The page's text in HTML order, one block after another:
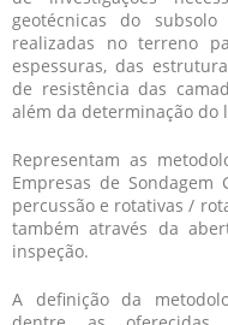
geotécnicas do
realizadas no terreno
espessuras, das
de resistência das
além da determinação do
Representam as
Empresas de Sondagem
percussão e rotativas /
também através da
inspeção.
A definição da